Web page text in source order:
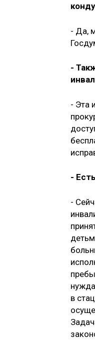
- Да,
-
- Эта
-
-
в